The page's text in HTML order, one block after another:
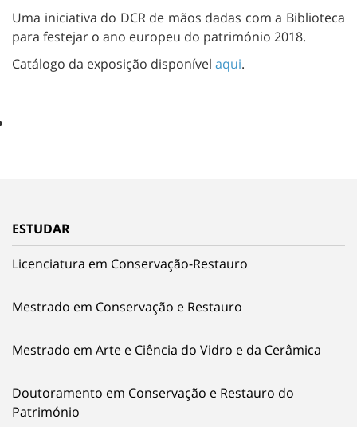
Uma iniciativa do DCR de mãos dadas com a Biblioteca
para festejar o ano europeu do património 2018.
Catálogo da exposição disponível aqui.
ESTUDAR
Licenciatura em Conservação-Restauro
Mestrado em Conservação e Restauro
Mestrado em Arte e Ciência do Vidro e da Cerâmica
Doutoramento em Conservação e Restauro do
Património